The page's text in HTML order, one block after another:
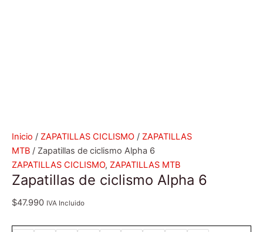
Inicio / ZAPATILLAS CICLISMO / ZAPATILLAS
MTB / Zapatillas de ciclismo Alpha 6
ZAPATILLAS CICLISMO, ZAPATILLAS MTB
Zapatillas de ciclismo Alpha 6
$47.990 IVA Incluido